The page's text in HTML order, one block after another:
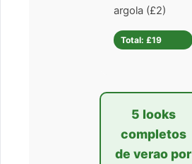
argola (£2)
Total: £19
5 looks
completos
de verao por